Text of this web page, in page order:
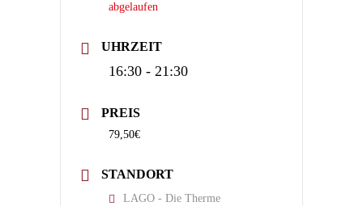
abgelaufen
UHRZEIT
16:30 - 21:30
PREIS
79,50€
STANDORT
LAGO - Die Therme